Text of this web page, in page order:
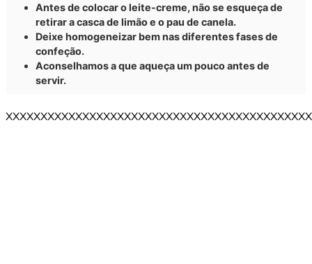
Antes de colocar o leite-creme, não se esqueça de
retirar a casca de limão e o pau de canela.
Deixe homogeneizar bem nas diferentes fases de
confeção.
Aconselhamos a que aqueça um pouco antes de
servir.